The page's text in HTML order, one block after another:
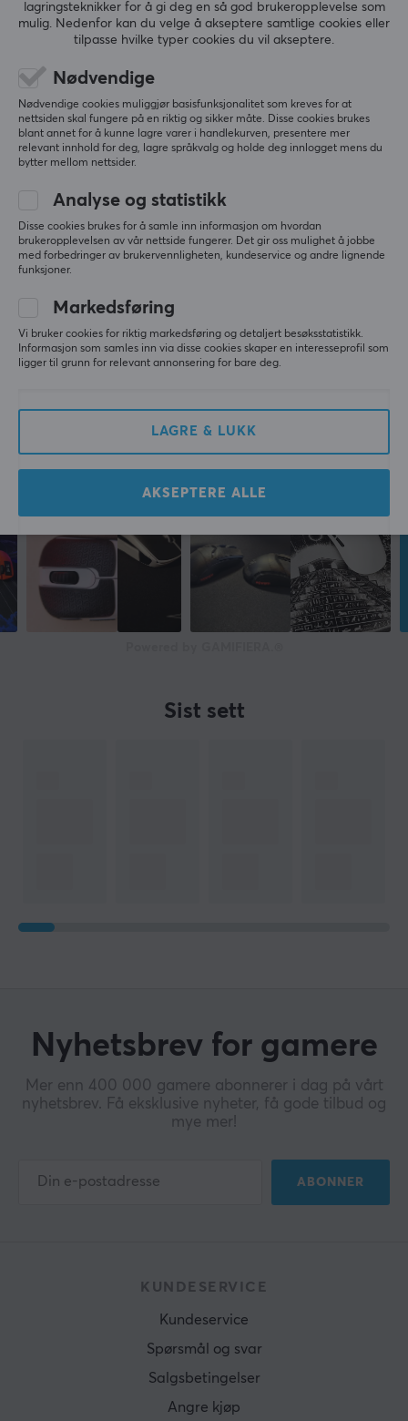
ANMELDELSER (0) SPØRSMÅL OG SVAR (0)
0.0
Basert på 0 vurderinger
5
0%
4
0%
3
0%
2
0%
SKRIV ANMELDELSE
Mer fra vårt fellesskap
Sist sett
Nyhetsbrev for gamere
Mer enn 400 000 gamere abonnerer i dag på vårt
nyhetsbrev. Få eksklusive nyheter, få gode tilbud og
mye mer!
ABONNER
KUNDESERVICE
Kundeservice
Spørsmål og svar
Salgsbetingelser
Angre kjøp
lagringsteknikker for å gi deg en så god brukeropplevelse som
mulig. Nedenfor kan du velge å akseptere samtlige cookies eller
tilpasse hvilke typer cookies du vil akseptere.
Nødvendige
Nødvendige cookies muliggjør basisfunksjonalitet som kreves for at
nettsiden skal fungere på en riktig og sikker måte. Disse cookies brukes
blant annet for å kunne lagre varer i handlekurven, presentere mer
relevant innhold for deg, lagre språkvalg og holde deg innlogget mens du
bytter mellom nettsider.
Analyse og statistikk
Disse cookies brukes for å samle inn informasjon om hvordan
brukeropplevelsen av vår nettside fungerer. Det gir oss mulighet å jobbe
med forbedringer av brukervennligheten, kundeservice og andre lignende
funksjoner.
Markedsføring
Vi bruker cookies for riktig markedsføring og detaljert besøksstatistikk.
Informasjon som samles inn via disse cookies skaper en interesseprofil som
ligger til grunn for relevant annonsering for bare deg.
LAGRE & LUKK
AKSEPTERE ALLE